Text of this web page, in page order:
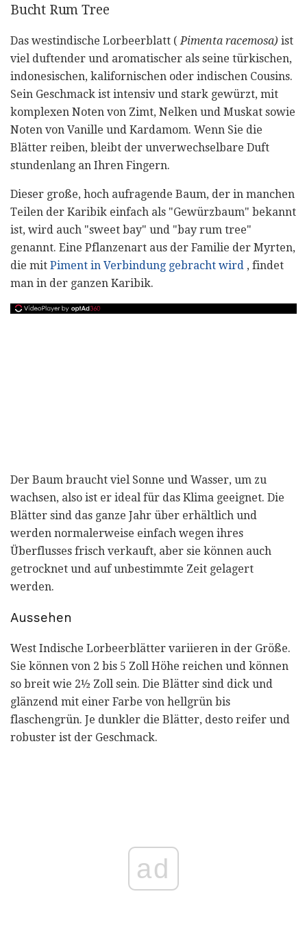
Bucht Rum Tree
Das westindische Lorbeerblatt (Pimenta racemosa) ist
viel duftender und aromatischer als seine türkischen,
indonesischen, kalifornischen oder indischen Cousins.
Sein Geschmack ist intensiv und stark gewürzt, mit
komplexen Noten von Zimt, Nelken und Muskat sowie
Noten von Vanille und Kardamom. Wenn Sie die
Blätter reiben, bleibt der unverwechselbare Duft
stundenlang an Ihren Fingern.
Dieser große, hoch aufragende Baum, der in manchen
Teilen der Karibik einfach als "Gewürzbaum" bekannt
ist, wird auch "sweet bay" und "bay rum tree"
genannt. Eine Pflanzenart aus der Familie der Myrten,
die mit Piment in Verbindung gebracht wird , findet
man in der ganzen Karibik.
Der Baum braucht viel Sonne und Wasser, um zu
wachsen, also ist er ideal für das Klima geeignet. Die
Blätter sind das ganze Jahr über erhältlich und
werden normalerweise einfach wegen ihres
Überflusses frisch verkauft, aber sie können auch
getrocknet und auf unbestimmte Zeit gelagert
werden.
Aussehen
West Indische Lorbeerblätter variieren in der Größe.
Sie können von 2 bis 5 Zoll Höhe reichen und können
so breit wie 2½ Zoll sein. Die Blätter sind dick und
glänzend mit einer Farbe von hellgrün bis
flaschengrün. Je dunkler die Blätter, desto reifer und
robuster ist der Geschmack.
ad